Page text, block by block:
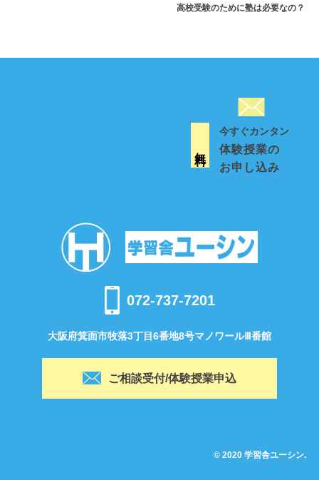
今すぐカンタン
体験授業の
お申し込み
高校受験のために塾は必要なの？
072-737-7201
大阪府箕面市牧落3丁目6番地8号マノワールⅢ番館
ご相談受付/体験授業申込
© 2020 学習舎ユーシン.